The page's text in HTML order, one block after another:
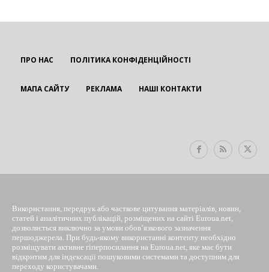
ПРО НАС ПОЛІТИКА КОНФІДЕНЦІЙНОСТІ
МАПА САЙТУ РЕКЛАМА НАШІ КОНТАКТИ
Використання, передрук або часткове цитування матеріалів, новин,
статей і аналітичних публікацій, розміщених на сайті Euroua.net,
дозволяється виключно за умови обов’язкового зазначення
першоджерела. При будь-якому використанні контенту необхідно
розміщувати активне гіперпосилання на Euroua.net, яке має бути
відкритим для індексації пошуковими системами та доступним для
переходу користувачами.